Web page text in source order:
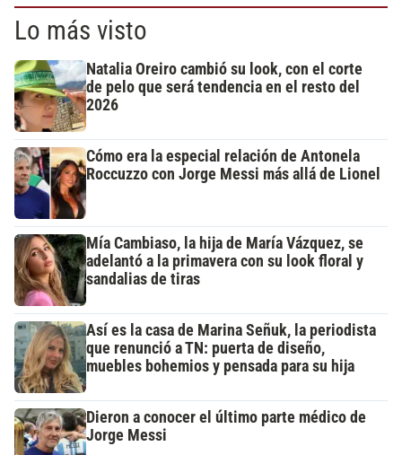
Lo más visto
Natalia Oreiro cambió su look, con el corte
de pelo que será tendencia en el resto del
2026
Cómo era la especial relación de Antonela
Roccuzzo con Jorge Messi más allá de Lionel
Mía Cambiaso, la hija de María Vázquez, se
adelantó a la primavera con su look floral y
sandalias de tiras
Así es la casa de Marina Señuk, la periodista
que renunció a TN: puerta de diseño,
muebles bohemios y pensada para su hija
Dieron a conocer el último parte médico de
Jorge Messi